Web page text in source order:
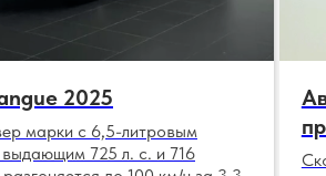
2025
марки с 6,5-литровым
выдающим 725 л. с. и 716